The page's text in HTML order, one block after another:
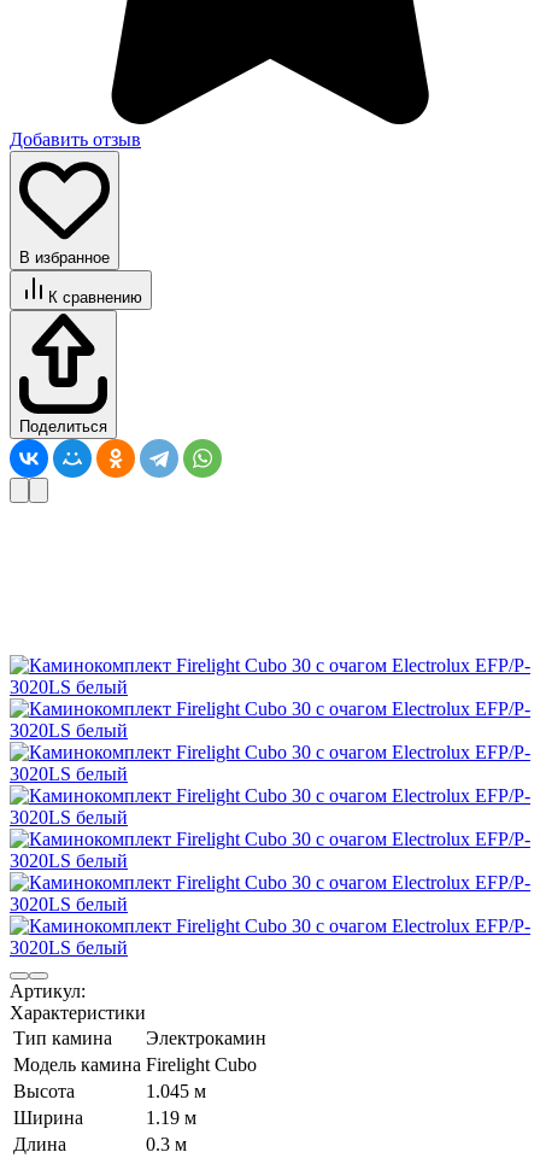
Добавить отзыв
В избранное
К сравнению
Поделиться
Артикул:
Характеристики
Тип камина
Электрокамин
Модель камина Firelight Cubo
Высота
1.045 м
Ширина
1.19 м
Длина
0.3 м